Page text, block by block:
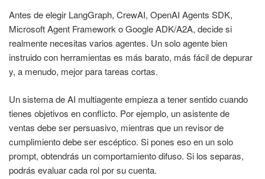
Antes de elegir LangGraph, CrewAI, OpenAI Agents SDK,
Microsoft Agent Framework o Google ADK/A2A, decide si
realmente necesitas varios agentes. Un solo agente bien
instruido con herramientas es más barato, más fácil de depurar
y, a menudo, mejor para tareas cortas.
Un sistema de AI multiagente empieza a tener sentido cuando
tienes objetivos en conflicto. Por ejemplo, un asistente de
ventas debe ser persuasivo, mientras que un revisor de
cumplimiento debe ser escéptico. Si pones eso en un solo
prompt, obtendrás un comportamiento difuso. Si los separas,
podrás evaluar cada rol por su cuenta.